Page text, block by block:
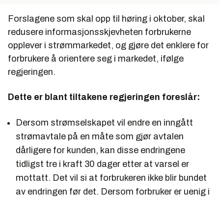
Forslagene som skal opp til høring i oktober, skal
redusere informasjonsskjevheten forbrukerne
opplever i strømmarkedet, og gjøre det enklere for
forbrukere å orientere seg i markedet, ifølge
regjeringen.
Dette er blant tiltakene regjeringen foreslår:
Dersom strømselskapet vil endre en inngått
strømavtale på en måte som gjør avtalen
dårligere for kunden, kan disse endringene
tidligst tre i kraft 30 dager etter at varsel er
mottatt. Det vil si at forbrukeren ikke blir bundet
av endringen før det. Dersom forbruker er uenig i